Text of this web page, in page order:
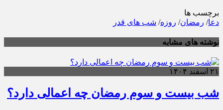
برچسب ها
دعا/ رمضان/ روزه/ شب های قدر
نوشته های مشابه
۲۱ اسفند ۱۴۰۴
شب بیست و سوم رمضان چه اعمالی دارد؟